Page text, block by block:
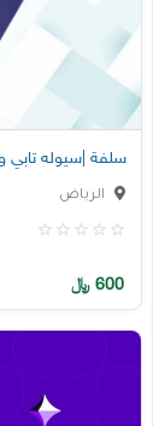
سلفة |سيوله تابي
الرياض
600 ﷼